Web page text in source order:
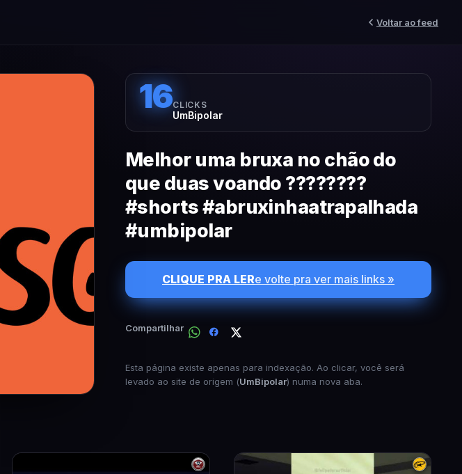
Voltar ao feed
16CLICKS
UmBipolar
Melhor uma bruxa no chão do
que duas voando ????????
#shorts #abruxinhaatrapalhada
#umbipolar
CLIQUE PRA LERe volte pra ver mais links »
Compartilhar
Esta página existe apenas para indexação. Ao clicar, você será
levado ao site de origem (UmBipolar) numa nova aba.